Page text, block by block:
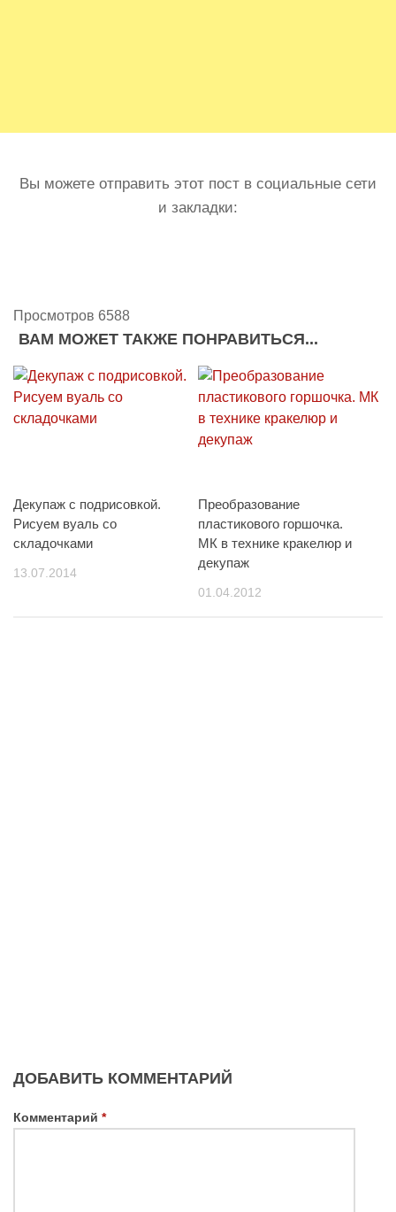
Вы можете отправить этот пост в социальные сети
и закладки:
Просмотров 6588
ВАМ МОЖЕТ ТАКЖЕ ПОНРАВИТЬСЯ...
Декупаж с подрисовкой.
Рисуем вуаль со
складочками
13.07.2014
Преобразование
пластикового горшочка.
МК в технике кракелюр и
декупаж
01.04.2012
ДОБАВИТЬ КОММЕНТАРИЙ
Комментарий *